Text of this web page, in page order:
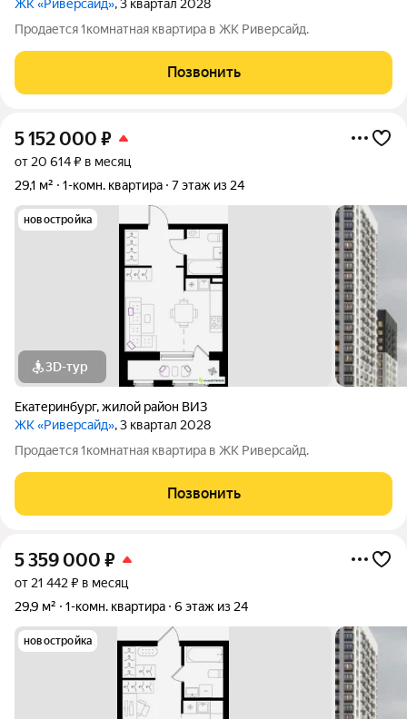
ЖК «Риверсайд», 3 квартал 2028
Продается 1комнатная квартира в ЖК Риверсайд.
Позвонить
5 152 000 ₽
от 20 614 ₽ в месяц
29,1 м²
1-комн. квартира 7 этаж из 24
новостройка
3D-тур
Екатеринбург,жилой район ВИЗ
ЖК «Риверсайд», 3 квартал 2028
Продается 1комнатная квартира в ЖК Риверсайд.
Позвонить
5 359 000 ₽
от 21 442 ₽ в месяц
29,9 м²
1-комн. квартира 6 этаж из 24
новостройка